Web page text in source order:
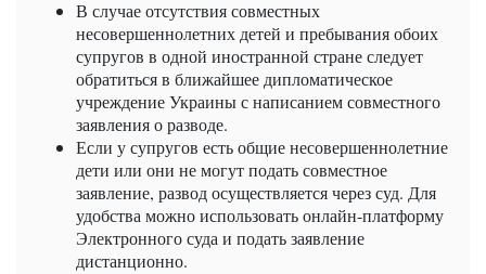
В случае отсутствия совместных
несовершеннолетних детей и пребывания обоих
супругов в одной иностранной стране следует
обратиться в ближайшее дипломатическое
учреждение Украины с написанием совместного
заявления о разводе.
Если у супругов есть общие несовершеннолетние
дети или они не могут подать совместное
заявление, развод осуществляется через суд. Для
удобства можно использовать онлайн-платформу
Электронного суда и подать заявление
дистанционно.